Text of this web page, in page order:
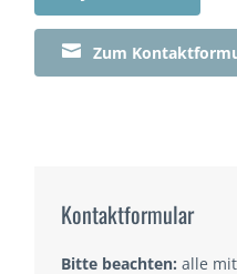
 Zum
Kontaktformular
Bitte beachten: alle